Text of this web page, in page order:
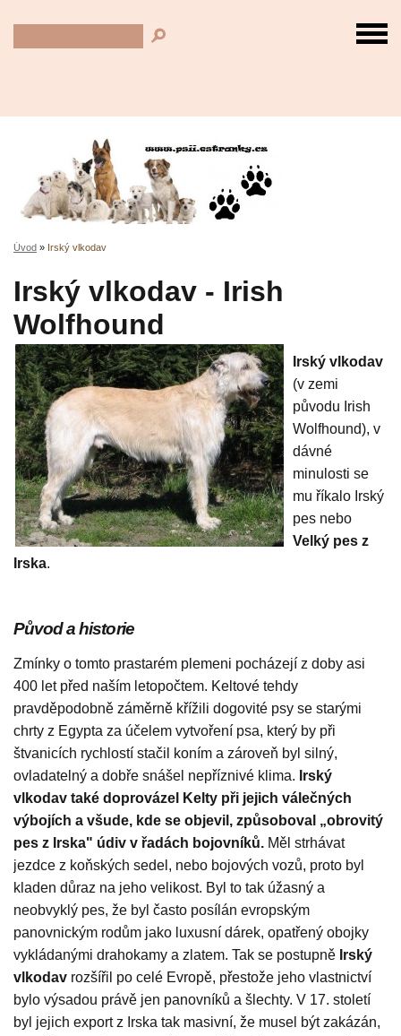
Úvod » Irský vlkodav
Irský vlkodav - Irish
Wolfhound
Irský vlkodav
(v zemi
původu Irish
Wolfhound), v
dávné
minulosti se
mu říkalo Irský
pes nebo
Velký pes z
Irska.
Původ a historie
Zmínky o tomto prastarém plemeni pocházejí z doby asi
400 let před naším letopočtem. Keltové tehdy
pravděpodobně záměrně křížili dogovité psy se starými
chrty z Egypta za účelem vytvoření psa, který by při
štvanicích rychlostí stačil koním a zároveň byl silný,
ovladatelný a dobře snášel nepříznivé klima. Irský
vlkodav také doprovázel Kelty při jejich válečných
výbojích a všude, kde se objevil, způsoboval „obrovitý
pes z Irska" údiv v řadách bojovníků. Měl strhávat
jezdce z koňských sedel, nebo bojových vozů, proto byl
kladen důraz na jeho velikost. Byl to tak úžasný a
neobvyklý pes, že byl často posílán evropským
panovnickým rodům jako luxusní dárek, opatřený obojky
vykládanými drahokamy a zlatem. Tak se postupně Irský
vlkodav rozšířil po celé Evropě, přestože jeho vlastnictví
bylo výsadou právě jen panovníků a šlechty. V 17. století
byl jejich export z Irska tak masivní, že musel být zakázán,